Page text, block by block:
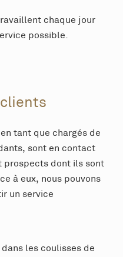
chaque jour
possible.
tant que chargés de
sont en contact
prospects dont ils sont
à eux, nous pouvons
un service
les coulisses de